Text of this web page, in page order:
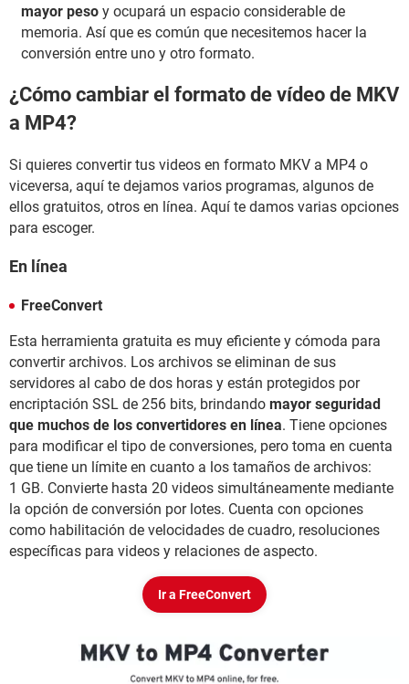
mayor peso y ocupará un espacio considerable de
memoria. Así que es común que necesitemos hacer la
conversión entre uno y otro formato.
¿Cómo cambiar el formato de vídeo de MKV
a MP4?
Si quieres convertir tus videos en formato MKV a MP4 o
viceversa, aquí te dejamos varios programas, algunos de
ellos gratuitos, otros en línea. Aquí te damos varias opciones
para escoger.
En línea
FreeConvert
Esta herramienta gratuita es muy eficiente y cómoda para
convertir archivos. Los archivos se eliminan de sus
servidores al cabo de dos horas y están protegidos por
encriptación SSL de 256 bits, brindando mayor seguridad
que muchos de los convertidores en línea. Tiene opciones
para modificar el tipo de conversiones, pero toma en cuenta
que tiene un límite en cuanto a los tamaños de archivos:
1 GB. Convierte hasta 20 videos simultáneamente mediante
la opción de conversión por lotes. Cuenta con opciones
como habilitación de velocidades de cuadro, resoluciones
específicas para videos y relaciones de aspecto.
Ir a FreeConvert